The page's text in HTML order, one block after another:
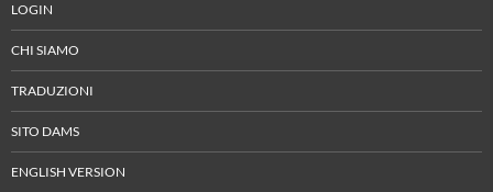
LOGIN
CHI SIAMO
TRADUZIONI
SITO DAMS
ENGLISH VERSION